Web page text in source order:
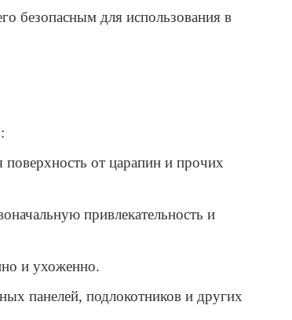
безопасным для использования в
от царапин и прочих
привлекательность и
и ухоженно.
панелей, подлокотников и других